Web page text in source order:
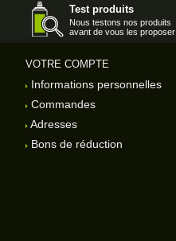
Test produits
Nous testons nos produits
avant de vous les proposer
VOTRE COMPTE
Informations personnelles
Commandes
Adresses
Bons de réduction